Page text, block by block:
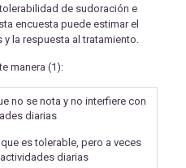
de sudoración e
encuesta puede estimar el
la respuesta al tratamiento.
manera (1):
no se nota y no interfiere con
diarias
es tolerable, pero a veces
diarias